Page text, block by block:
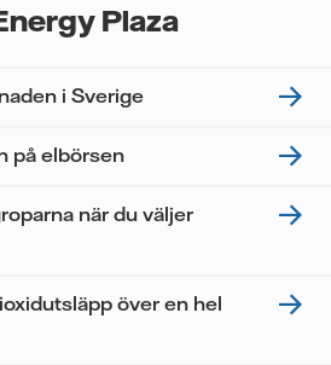
Plaza
i Sverige
på elbörsen
när du väljer
över en hel